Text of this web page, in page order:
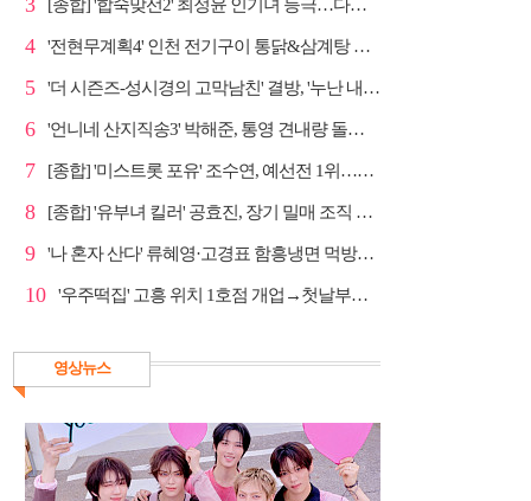
3 [종합] '합숙맞선2' 최정윤 인기녀 등극…다음주 마지막...
4 '전현무계획4' 인천 전기구이 통닭&삼계탕 노포 맛집 탐방
5 '더 시즌즈-성시경의 고막남친' 결방, '누난 내게 여자...
6 '언니네 산지직송3' 박해준, 통영 견내량 돌미역 조업 ...
7 [종합] '미스트롯 포유' 조수연, 예선전 1위…신윤승 지...
8 [종합] '유부녀 킬러' 공효진, 장기 밀매 조직 소탕…4...
9 '나 혼자 산다' 류혜영·고경표 함흥냉면 먹방→남산 산책
10 '우주떡집' 고흥 위치 1호점 개업→첫날부터 大위기
영상뉴스